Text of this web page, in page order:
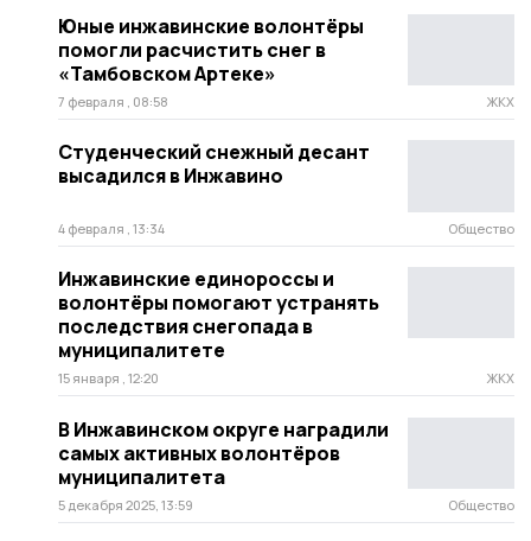
Юные инжавинские волонтёры
помогли расчистить снег в
«Тамбовском Артеке»
7 февраля , 08:58 ЖКХ
Студенческий снежный десант
высадился в Инжавино
4 февраля , 13:34 Общество
Инжавинские единороссы и
волонтёры помогают устранять
последствия снегопада в
муниципалитете
15 января , 12:20 ЖКХ
В Инжавинском округе наградили
самых активных волонтёров
муниципалитета
5 декабря 2025, 13:59 Общество